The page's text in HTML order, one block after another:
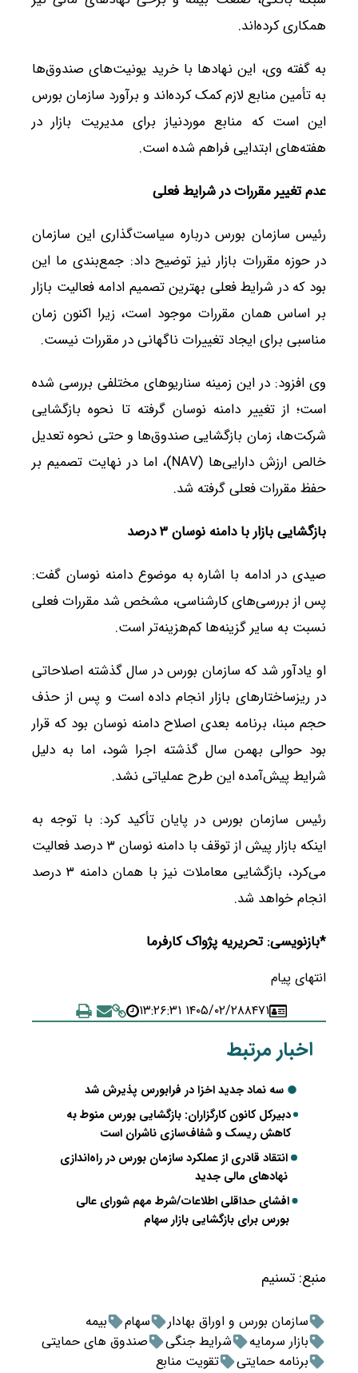
همکاری کرده‌اند.
به گفته وی، این نهادها با خرید یونیت‌های صندوق‌ها
به تأمین منابع لازم کمک کرده‌اند و برآورد سازمان بورس
این است که منابع موردنیاز برای مدیریت بازار در
هفته‌های ابتدایی فراهم شده است.
عدم تغییر مقررات در شرایط فعلی
رئیس سازمان بورس درباره سیاست‌گذاری این سازمان
در حوزه مقررات بازار نیز توضیح داد: جمع‌بندی ما این
بود که در شرایط فعلی بهترین تصمیم ادامه فعالیت بازار
بر اساس همان مقررات موجود است، زیرا اکنون زمان
مناسبی برای ایجاد تغییرات ناگهانی در مقررات نیست.
وی افزود: در این زمینه سناریوهای مختلفی بررسی شده
است؛ از تغییر دامنه نوسان گرفته تا نحوه بازگشایی
شرکت‌ها، زمان بازگشایی صندوق‌ها و حتی نحوه تعدیل
خالص ارزش دارایی‌ها (NAV)، اما در نهایت تصمیم بر
حفظ مقررات فعلی گرفته شد.
بازگشایی بازار با دامنه نوسان ۳ درصد
صیدی در ادامه با اشاره به موضوع دامنه نوسان گفت:
پس از بررسی‌های کارشناسی، مشخص شد مقررات فعلی
نسبت به سایر گزینه‌ها کم‌هزینه‌تر است.
او یادآور شد که سازمان بورس در سال گذشته اصلاحاتی
در ریزساختارهای بازار انجام داده است و پس از حذف
حجم مبنا، برنامه بعدی اصلاح دامنه نوسان بود که قرار
بود حوالی بهمن سال گذشته اجرا شود، اما به دلیل
شرایط پیش‌آمده این طرح عملیاتی نشد.
رئیس سازمان بورس در پایان تأکید کرد: با توجه به
اینکه بازار پیش از توقف با دامنه نوسان ۳ درصد فعالیت
می‌کرد، بازگشایی معاملات نیز با همان دامنه ۳ درصد
انجام خواهد شد.
*بازنویسی: تحریریه پژواک کارفرما
انتهای پیام
۸۴۷۱۱۴۰۵/۰۲/۲۸ ۱۳:۲۶:۳۱
اخبار مرتبط
سه نماد جدید اخزا در فرابورس پذیرش شد
دبیرکل کانون کارگزاران: بازگشایی بورس منوط به
کاهش ریسک و شفاف‌سازی ناشران است
انتقاد قادری از عملکرد سازمان بورس در راه‌اندازی
نهادهای مالی جدید
افشای حداقلی اطلاعات/شرط مهم شورای عالی
بورس برای بازگشایی بازار سهام
منبع: تسنیم
سازمان بورس و اوراق بهادار سهام
بیمه
بازار سرمایه
شرایط جنگی
صندوق های حمایتی
برنامه حمایتی
تقویت منابع